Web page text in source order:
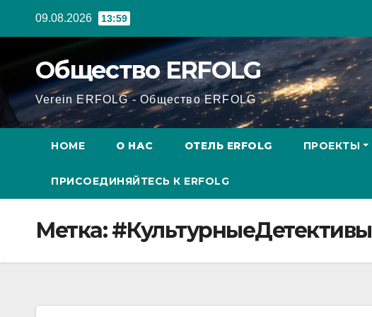
09.08.2026 13:59
Общество ERFOLG
Verein ERFOLG - Общество ERFOLG
HOME О НАС ОТЕЛЬ ERFOLG ПРОЕКТЫ
ПРИСОЕДИНЯЙТЕСЬ К ERFOLG
Метка:#КультурныеДетективы